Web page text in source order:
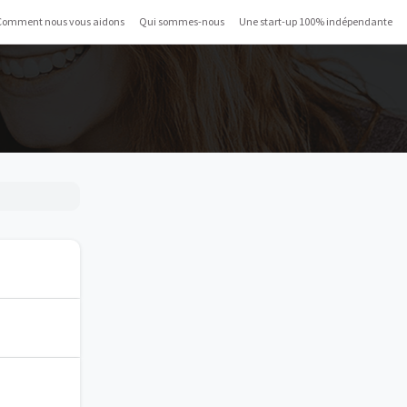
nous vous aidons Qui sommes-nous Une start-up 100% indépendante